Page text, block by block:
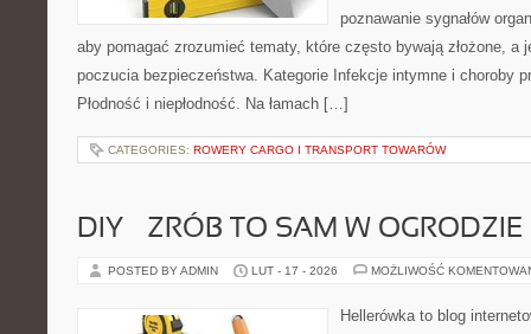
poznawanie sygnałów
aby pomagać zrozumieć tematy, które często bywają złożone, a
poczucia bezpieczeństwa. Kategorie Infekcje intymne i choroby
Płodność i niepłodność. Na łamach […]
CATEGORIES: ROWERY CARGO I TRANSPORT TOWARÓW
DIY – ZRÓB TO SAM W OGRODZIE
POSTED BY ADMIN LUT - 17 - 2026 MOŻLIWOŚĆ
Hellerówka to blog